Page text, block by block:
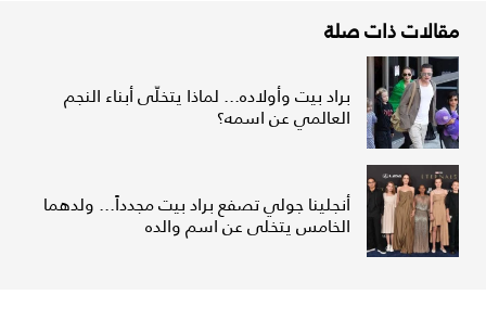
مقالات ذات صلة
براد بيت وأولاده... لماذا يتخلّى أبناء النجم
العالمي عن اسمه؟
أنجلينا جولي تصفع براد بيت مجدداً... ولدهما
الخامس يتخلى عن اسم والده